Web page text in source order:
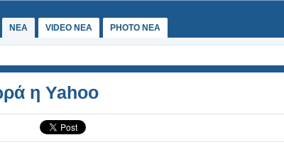
ΝΕΑ VIDEO NEA PHOTO NEA
η Yahoo